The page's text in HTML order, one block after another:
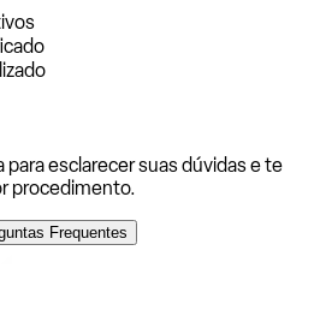
esclarecer suas dúvidas e te
procedimento.
Frequentes